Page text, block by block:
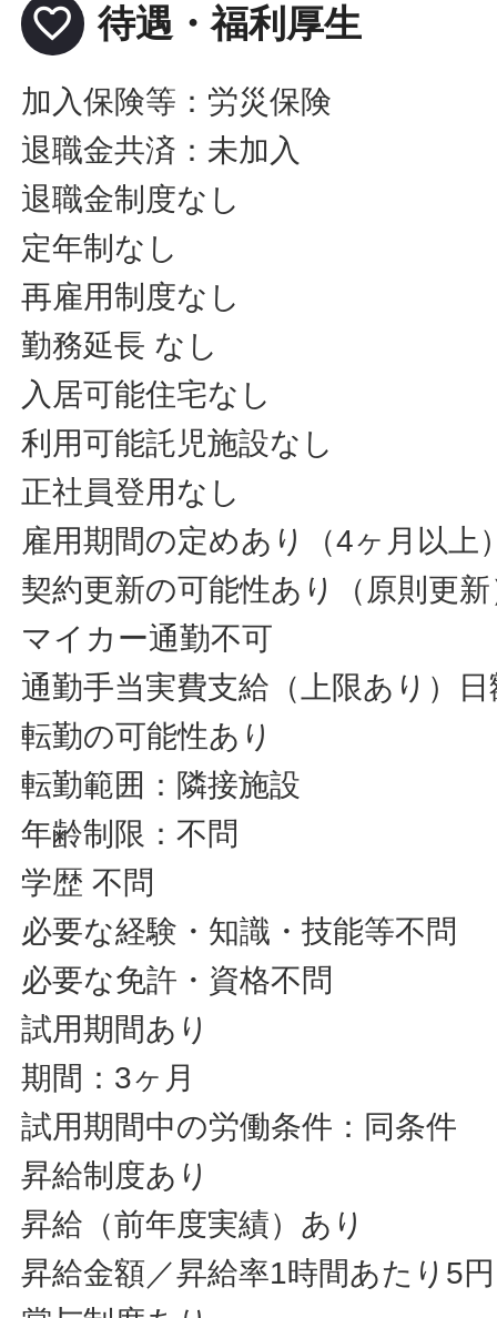
favorite_border 待遇・福利厚生
加入保険等：労災保険
退職金共済：未加入
退職金制度なし
定年制なし
再雇用制度なし
勤務延長 なし
入居可能住宅なし
利用可能託児施設なし
正社員登用なし
雇用期間の定めあり（4ヶ月以上
契約更新の可能性あり（原則更
マイカー通勤不可
通勤手当実費支給（上限あり）
転勤の可能性あり
転勤範囲：隣接施設
年齢制限：不問
学歴 不問
必要な経験・知識・技能等不問
必要な免許・資格不問
試用期間あり
期間：3ヶ月
試用期間中の労働条件：同条件
昇給制度あり
昇給（前年度実績）あり
昇給金額／昇給率1時間あたり5